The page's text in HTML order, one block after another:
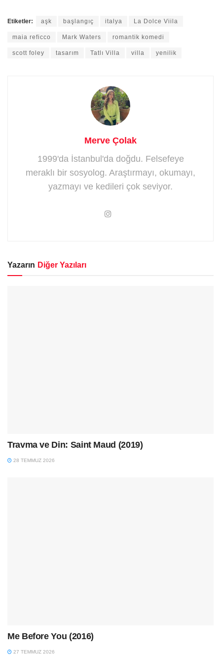
Etiketler: aşk başlangıç italya La Dolce Viila
maia reficco Mark Waters romantik komedi
scott foley tasarım Tatlı Villa villa yenilik
Merve Çolak
1999'da İstanbul'da doğdu. Felsefeye
meraklı bir sosyolog. Araştırmayı, okumayı,
yazmayı ve kedileri çok seviyor.
Yazarın Diğer Yazıları
Travma ve Din: Saint Maud (2019)
28 TEMMUZ 2026
Me Before You (2016)
27 TEMMUZ 2026